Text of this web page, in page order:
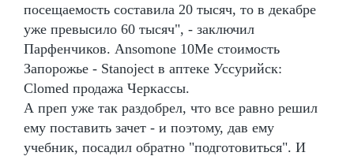
посещаемость составила 20 тысяч, то в декабре
уже превысило 60 тысяч", - заключил
Парфенчиков. Ansomone 10Me стоимость
Запорожье - Stanoject в аптеке Уссурийск:
Clomed продажа Черкассы.
А преп уже так раздобрел, что все равно решил
ему поставить зачет - и поэтому, дав ему
учебник, посадил обратно "подготовиться". И